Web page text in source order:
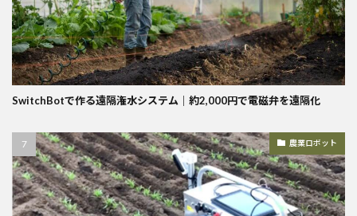
SwitchBotで作る遠隔潅水システム｜約2,000円で電磁弁を遠隔化
農業ロボット